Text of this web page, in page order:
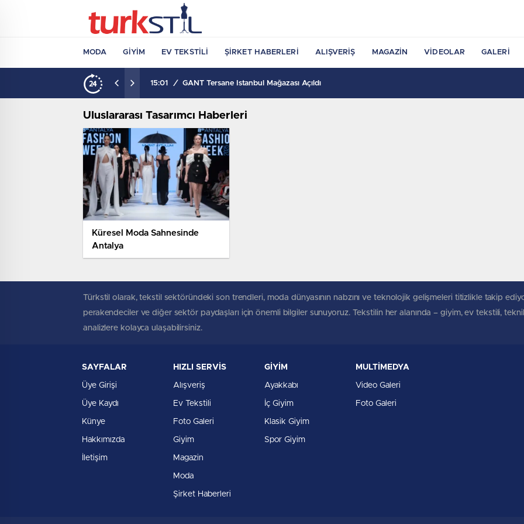
MODA GIYIM EV TEKSTILI ŞIRKET HABERLERI ALIŞVERIŞ MAGAZIN VIDEOLAR GALERI
15:01 / GANT Tersane İstanbul Mağazası Açıldı
Uluslararası Tasarımcı Haberleri
Küresel Moda Sahnesinde
Antalya
Türkstil olarak, tekstil sektöründeki son trendleri, moda dünyasının nabzını ve teknolojik gelişmeleri titizlikle takip
perakendeciler ve diğer sektör paydaşları için önemli bilgiler sunuyoruz. Tekstilin her alanında – giyim, ev tekstili,
analizlere kolayca ulaşabilirsiniz.
SAYFALAR
Üye Girişi
Üye Kaydı
Künye
Hakkımızda
İletişim
HIZLI SERVİS
Alışveriş
Ev Tekstili
Foto Galeri
Giyim
Magazin
Moda
Şirket Haberleri
GİYİM
Ayakkabı
İç Giyim
Klasik Giyim
Spor Giyim
MULTİMEDYA
Video Galeri
Foto Galeri